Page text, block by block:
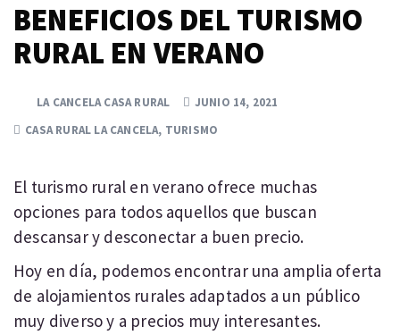
BENEFICIOS DEL TURISMO
RURAL EN VERANO
LA CANCELA CASA RURAL
JUNIO 14, 2021
CASA RURAL LA CANCELA, TURISMO
El turismo rural en verano ofrece muchas
opciones para todos aquellos que buscan
descansar y desconectar a buen precio.
Hoy en día, podemos encontrar una amplia oferta
de alojamientos rurales adaptados a un público
muy diverso y a precios muy interesantes.